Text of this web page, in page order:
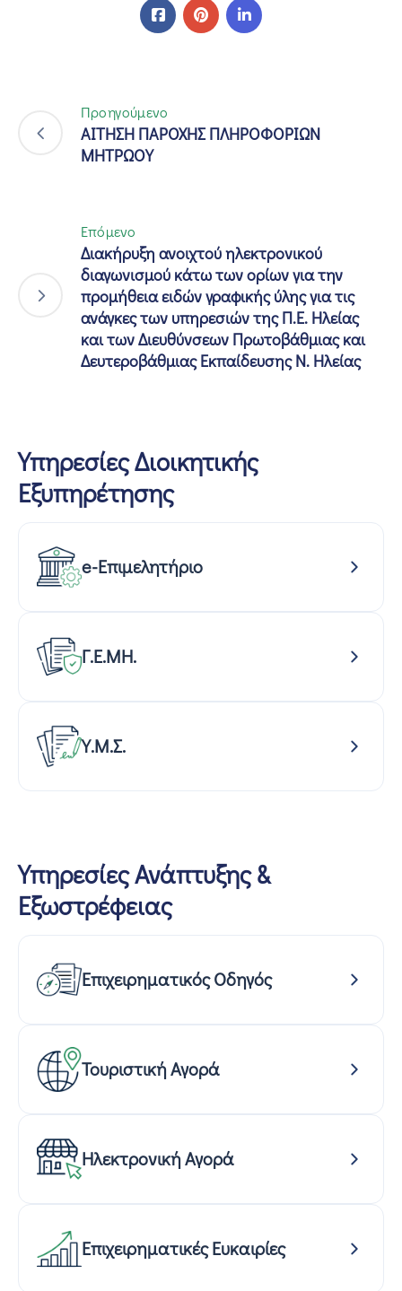
Προηγούμενο
ΑΙΤΗΣΗ ΠΑΡΟΧΗΣ ΠΛΗΡΟΦΟΡΙΩΝ
ΜΗΤΡΩΟΥ
Επόμενο
Διακήρυξη ανοιχτού ηλεκτρονικού
διαγωνισμού κάτω των ορίων για την
προμήθεια ειδών γραφικής ύλης για τις
ανάγκες των υπηρεσιών της Π.Ε. Ηλείας
και των Διευθύνσεων Πρωτοβάθμιας και
Δευτεροβάθμιας Εκπαίδευσης Ν. Ηλείας
Υπηρεσίες Διοικητικής
Εξυπηρέτησης
e-Επιμελητήριο
Γ.Ε.ΜΗ.
Υ.Μ.Σ.
Υπηρεσίες Ανάπτυξης &
Εξωστρέφειας
Επιχειρηματικός Οδηγός
Τουριστική Αγορά
Ηλεκτρονική Αγορά
Επιχειρηματικές Ευκαιρίες